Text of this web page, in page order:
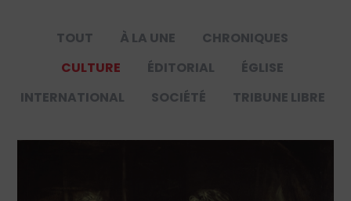
TOUT À LA UNE
CHRONIQUES
CULTURE
ÉDITORIAL
ÉGLISE
INTERNATIONAL
SOCIÉTÉ TRIBUNE LIBRE